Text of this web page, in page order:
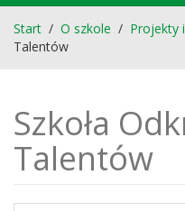
Start / O szkole / Projekty
Talentów
Szkoła
Talentów